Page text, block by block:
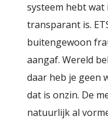
systeem hebt
transparant is.
buitengewoon
aangaf. Wereld
daar heb je geen
dat is onzin. De
natuurlijk al